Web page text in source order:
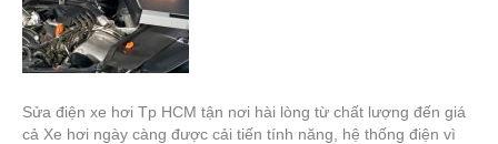
Sửa điện xe hơi Tp HCM tận nơi hài lòng từ chất lượng đến giá
cả Xe hơi ngày càng được cải tiến tính năng, hệ thống điện vì